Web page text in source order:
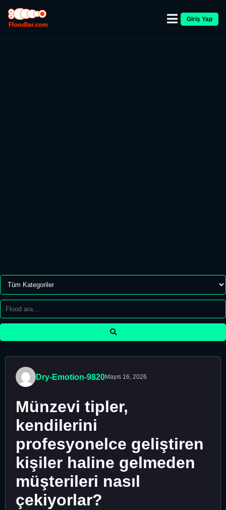
Giriş Yap
Dry-Emotion-9820Mayıs 16, 2026
Münzevi tipler,
kendilerini
profesyonelce geliştiren
kişiler haline gelmeden
müşterileri nasıl
çekiyorlar?